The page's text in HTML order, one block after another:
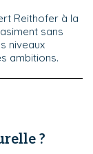
Reithofer à la
sans
niveaux
ambitions.
?